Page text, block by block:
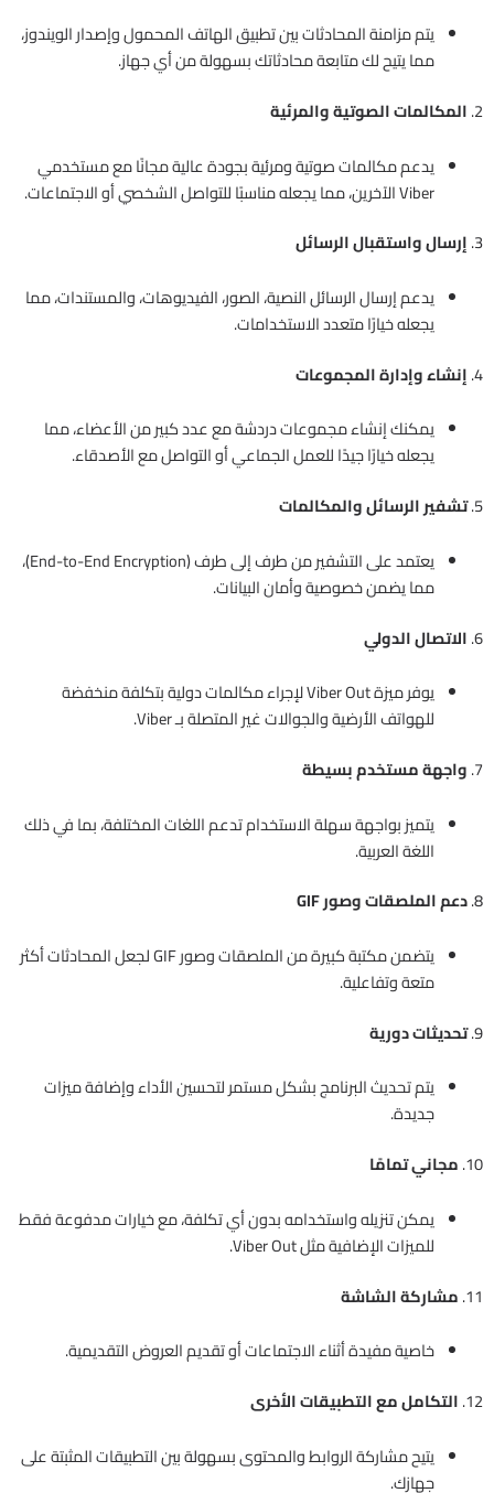
يتم مزامنة المحادثات بين تطبيق الهاتف المحمول وإصدار الويندوز،
مما يتيح لك متابعة محادثاتك بسهولة من أي جهاز.
2. المكالمات الصوتية والمرئية
يدعم مكالمات صوتية ومرئية بجودة عالية مجانًا مع مستخدمي
Viber الآخرين، مما يجعله مناسبًا للتواصل الشخصي أو الاجتماعات.
3. إرسال واستقبال الرسائل
يدعم إرسال الرسائل النصية، الصور، الفيديوهات، والمستندات، مما
يجعله خيارًا متعدد الاستخدامات.
4. إنشاء وإدارة المجموعات
يمكنك إنشاء مجموعات دردشة مع عدد كبير من الأعضاء، مما
يجعله خيارًا جيدًا للعمل الجماعي أو التواصل مع الأصدقاء.
5. تشفير الرسائل والمكالمات
يعتمد على التشفير من طرف إلى طرف (End-to-End Encryption)،
مما يضمن خصوصية وأمان البيانات.
6. الاتصال الدولي
يوفر ميزة Viber Out لإجراء مكالمات دولية بتكلفة منخفضة
للهواتف الأرضية والجوالات غير المتصلة بـ Viber.
7. واجهة مستخدم بسيطة
يتميز بواجهة سهلة الاستخدام تدعم اللغات المختلفة، بما في ذلك
اللغة العربية.
8. دعم الملصقات وصور GIF
يتضمن مكتبة كبيرة من الملصقات وصور GIF لجعل المحادثات أكثر
متعة وتفاعلية.
9. تحديثات دورية
يتم تحديث البرنامج بشكل مستمر لتحسين الأداء وإضافة ميزات
جديدة.
10. مجاني تمامًا
يمكن تنزيله واستخدامه بدون أي تكلفة، مع خيارات مدفوعة فقط
للميزات الإضافية مثل Viber Out.
11. مشاركة الشاشة
خاصية مفيدة أثناء الاجتماعات أو تقديم العروض التقديمية.
12. التكامل مع التطبيقات الأخرى
يتيح مشاركة الروابط والمحتوى بسهولة بين التطبيقات المثبتة على
جهازك.